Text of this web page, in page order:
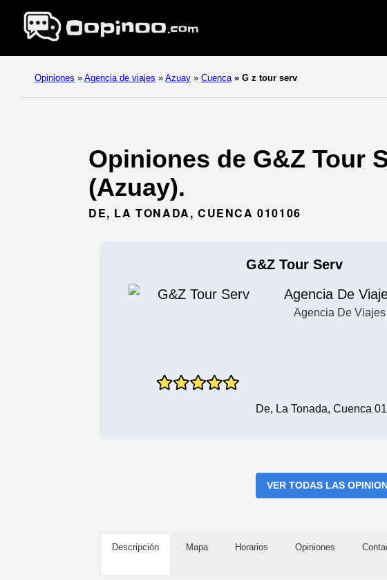
Opiniones » Agencia de viajes » Azuay » Cuenca » G z tour serv
Opiniones de G&Z Tour
(Azuay).
DE, LA TONADA, CUENCA 010106
G&Z Tour Serv
Agencia De
Agencia De Viajes
De, La Tonada, Cuenca
VER TODAS LAS
Descripción Mapa Horarios Opiniones